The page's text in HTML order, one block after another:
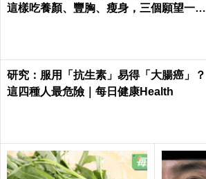
這樣吃養顏、豐胸、瘦身，三個願望一次
研究：服用「抗生素」易得「大腸癌」？
這四種人最危險｜每日健康Health